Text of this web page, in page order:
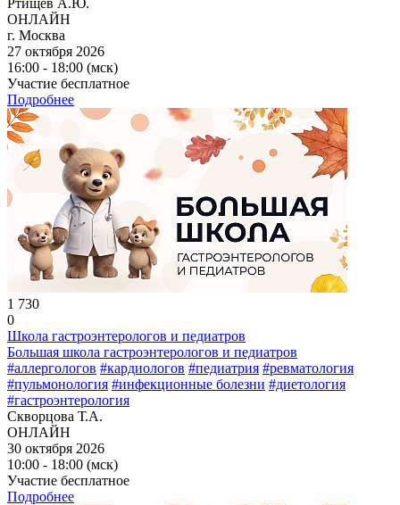
ОНЛАЙН
г. Москва
27 октября 2026
16:00 - 18:00 (мск)
Участие бесплатное
Подробнее
1 730
0
Школа гастроэнтерологов и педиатров
Большая школа гастроэнтерологов и педиатров
#аллергологов #кардиологов #педиатрия #ревматология
#пульмонология #инфекционные болезни #диетология
#гастроэнтерология
Скворцова Т.А.
ОНЛАЙН
30 октября 2026
10:00 - 18:00 (мск)
Участие бесплатное
Подробнее